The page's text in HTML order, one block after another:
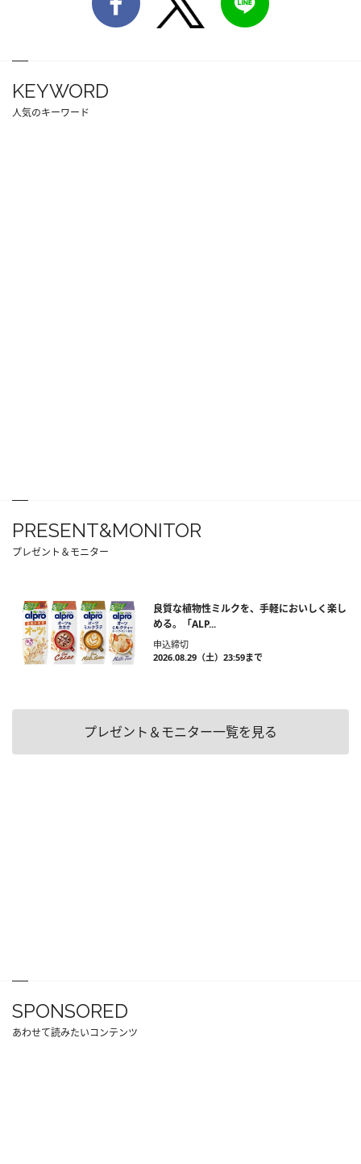
KEYWORD
人気のキーワード
PRESENT&MONITOR
プレゼント＆モニター
良質な植物性ミルクを、手軽においしく楽し
める。「ALP...
申込締切
2026.08.29（土）23:59まで
プレゼント＆モニター一覧を見る
SPONSORED
あわせて読みたいコンテンツ